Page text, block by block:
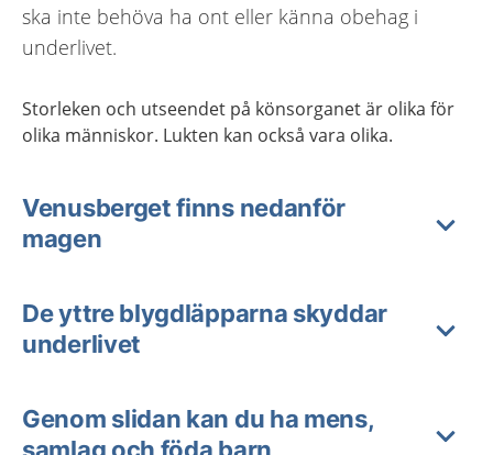
ska inte behöva ha ont eller känna obehag i
underlivet.
Storleken och utseendet på könsorganet är olika för
olika människor. Lukten kan också vara olika.
Venusberget finns nedanför
magen
De yttre blygdläpparna skyddar
underlivet
Genom slidan kan du ha mens,